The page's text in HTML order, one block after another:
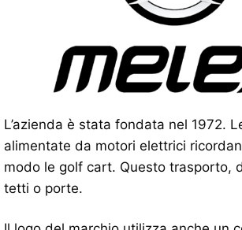
L’azienda è stata fondata nel 1972.
alimentate da motori elettrici
modo le golf cart. Questo trasporto,
tetti o porte.